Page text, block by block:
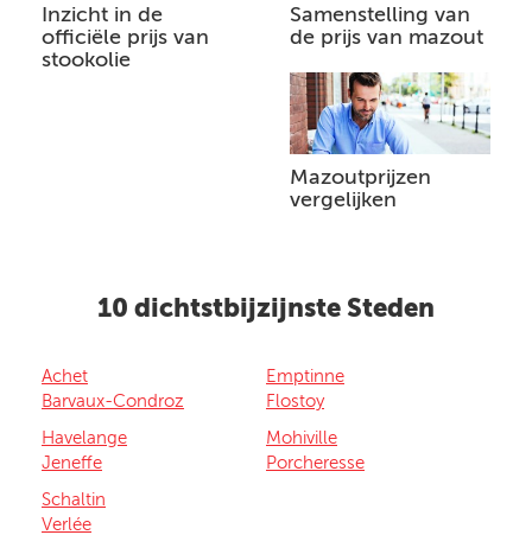
Inzicht in de
officiële prijs van
stookolie
Samenstelling van
de prijs van mazout
Mazoutprijzen
vergelijken
10 dichtstbijzijnste Steden
Achet
Barvaux-Condroz
Emptinne
Flostoy
Havelange
Jeneffe
Mohiville
Porcheresse
Schaltin
Verlée